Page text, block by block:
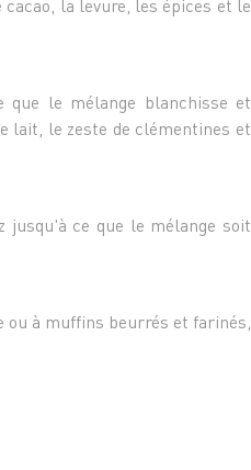
cacao, la levure, les épices et le
que le mélange blanchisse et
lait, le zeste de clémentines et
jusqu'à ce que le mélange soit
ou à muffins beurrés et farinés,